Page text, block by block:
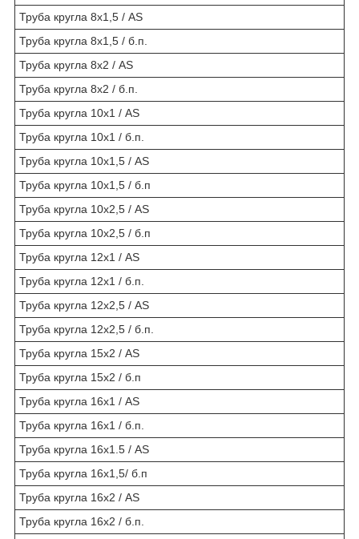
Труба кругла 8х1,5 / AS
Труба кругла 8х1,5 / б.п.
Труба кругла 8х2 / AS
Труба кругла 8х2 / б.п.
Труба кругла 10х1 / AS
Труба кругла 10х1 / б.п.
Труба кругла 10х1,5 / AS
Труба кругла 10х1,5 / б.п
Труба кругла 10х2,5 / AS
Труба кругла 10х2,5 / б.п
Труба кругла 12х1 / AS
Труба кругла 12х1 / б.п.
Труба кругла 12х2,5 / AS
Труба кругла 12х2,5 / б.п.
Труба кругла 15х2 / AS
Труба кругла 15х2 / б.п
Труба кругла 16х1 / AS
Труба кругла 16х1 / б.п.
Труба кругла 16х1.5 / AS
Труба кругла 16х1,5/ б.п
Труба кругла 16х2 / AS
Труба кругла 16х2 / б.п.